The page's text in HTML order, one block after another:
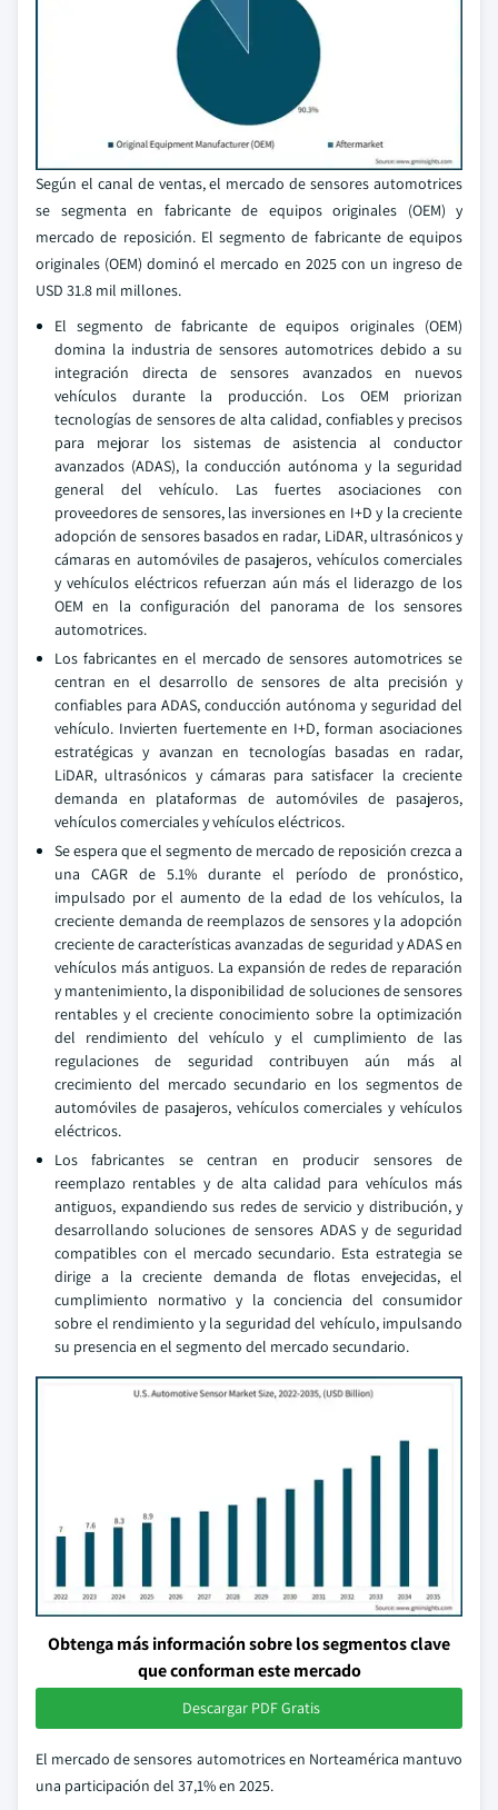
Según el canal de ventas, el mercado de sensores automotrices
se segmenta en fabricante de equipos originales (OEM) y
mercado de reposición. El segmento de fabricante de equipos
originales (OEM) dominó el mercado en 2025 con un ingreso de
USD 31.8 mil millones.
El segmento de fabricante de equipos originales (OEM)
domina la industria de sensores automotrices debido a su
integración directa de sensores avanzados en nuevos
vehículos durante la producción. Los OEM priorizan
tecnologías de sensores de alta calidad, confiables y precisos
para mejorar los sistemas de asistencia al conductor
avanzados (ADAS), la conducción autónoma y la seguridad
general del vehículo. Las fuertes asociaciones con
proveedores de sensores, las inversiones en I+D y la creciente
adopción de sensores basados en radar, LiDAR, ultrasónicos y
cámaras en automóviles de pasajeros, vehículos comerciales
y vehículos eléctricos refuerzan aún más el liderazgo de los
OEM en la configuración del panorama de los sensores
automotrices.
Los fabricantes en el mercado de sensores automotrices se
centran en el desarrollo de sensores de alta precisión y
confiables para ADAS, conducción autónoma y seguridad del
vehículo. Invierten fuertemente en I+D, forman asociaciones
estratégicas y avanzan en tecnologías basadas en radar,
LiDAR, ultrasónicos y cámaras para satisfacer la creciente
demanda en plataformas de automóviles de pasajeros,
vehículos comerciales y vehículos eléctricos.
Se espera que el segmento de mercado de reposición crezca a
una CAGR de 5.1% durante el período de pronóstico,
impulsado por el aumento de la edad de los vehículos, la
creciente demanda de reemplazos de sensores y la adopción
creciente de características avanzadas de seguridad y ADAS en
vehículos más antiguos. La expansión de redes de reparación
y mantenimiento, la disponibilidad de soluciones de sensores
rentables y el creciente conocimiento sobre la optimización
del rendimiento del vehículo y el cumplimiento de las
regulaciones de seguridad contribuyen aún más al
crecimiento del mercado secundario en los segmentos de
automóviles de pasajeros, vehículos comerciales y vehículos
eléctricos.
Los fabricantes se centran en producir sensores de
reemplazo rentables y de alta calidad para vehículos más
antiguos, expandiendo sus redes de servicio y distribución, y
desarrollando soluciones de sensores ADAS y de seguridad
compatibles con el mercado secundario. Esta estrategia se
dirige a la creciente demanda de flotas envejecidas, el
cumplimiento normativo y la conciencia del consumidor
sobre el rendimiento y la seguridad del vehículo, impulsando
su presencia en el segmento del mercado secundario.
Obtenga más información sobre los segmentos clave
que conforman este mercado
Descargar PDF Gratis
El mercado de sensores automotrices en Norteamérica mantuvo
una participación del 37,1% en 2025.